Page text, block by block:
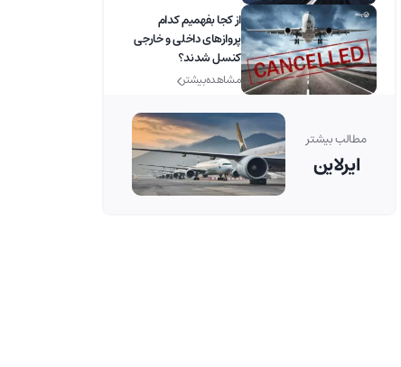
از کجا بفهمیم کدام
پروازهای داخلی و خارجی
کنسل شدند؟
مشاهده بیشتر
مطالب بیشتر
ایرلاین